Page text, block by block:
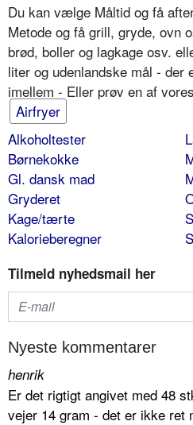
Du kan vælge Måltid og få
Metode og få grill, gryde, ovn
brød, boller og lagkage osv.
liter og udenlandske mål -
imellem - Eller prøv en af
Airfryer
Alkoholtester
Børnekokke
Gl. dansk mad
Gryderet
Kage/tærte
Kalorieberegner
Tilmeld nyhedsmail her
Nyeste kommentarer
henrik
Er det rigtigt angivet med 48
vejer 14 gram - det er ikke ret